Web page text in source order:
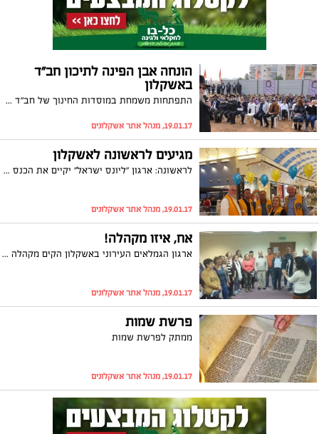
הונחה אבן הפינה לתיכון חב"ד
באשקלון
התפתחות משמחת במוסדות החינוך של חב"ד אשקלון: בימים הקרובים יחלו בעבודת פיתוח לבניית מבנה בית ספר מפואר ומרווח לתיכון "אור חיה"
19.01.17, מנהל אתר אשקלונים
מגיעים לראשונה לאשקלון
לראשונה: ארגון "ליונס ישראל" יקיים את הכנס השנתי באשקלון
19.01.17, מנהל אתר אשקלונים
אח, איזו מקהלה!
ארגון הגמלאים העירוני באשקלון הקים מקהלה חדשה בניהול המנהלת המוסיקלית, יהלה חלמיש מהקונסרבטוריון העירוני. בחודש הבא תופיע המקהלה לראשונה. יו"ר הארגון, שרה זכריה: "גמלאי אשקלון מגשימים את כל החלומות שלהם"
19.01.17, מנהל אתר אשקלונים
פרשת שמות
ממתק לפרשת שמות
19.01.17, מנהל אתר אשקלונים